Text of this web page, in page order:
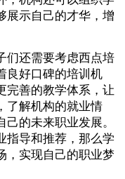
展示自己的才华，增
们还需要考虑西点培
良好口碑的培训机
完善的教学体系，让
了解机构的就业情
的未来职业发展。
指导和推荐，那么学
，实现自己的职业梦